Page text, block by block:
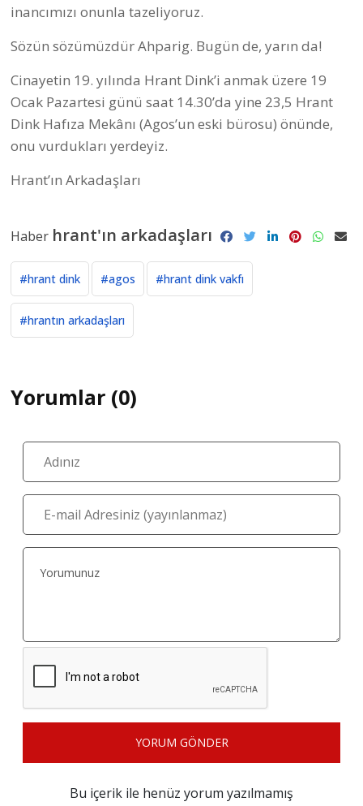
inancımızı onunla tazeliyoruz.
Sözün sözümüzdür Ahparig. Bugün de, yarın da!
Cinayetin 19. yılında Hrant Dink’i anmak üzere 19
Ocak Pazartesi günü saat 14.30’da yine 23,5 Hrant
Dink Hafıza Mekânı (Agos’un eski bürosu) önünde,
onu vurdukları yerdeyiz.
Hrant’ın Arkadaşları
Haber hrant'ın arkadaşları
#hrant dink #agos #hrant dink vakfı
#hrantın arkadaşları
Yorumlar (0)
YORUM GÖNDER
Bu içerik ile henüz yorum yazılmamış